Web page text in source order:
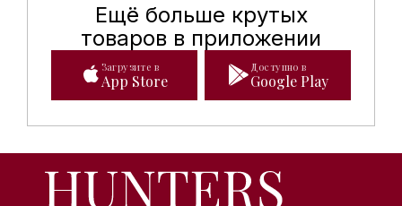
Ещё больше крутых
товаров в приложении
Мобильное приложение
Загрузите в
App Store
Доступно в
Google Play